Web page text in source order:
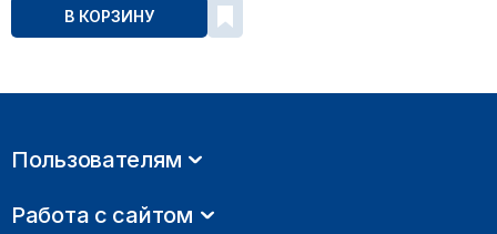
В КОРЗИНУ
Пользователям
Работа с сайтом